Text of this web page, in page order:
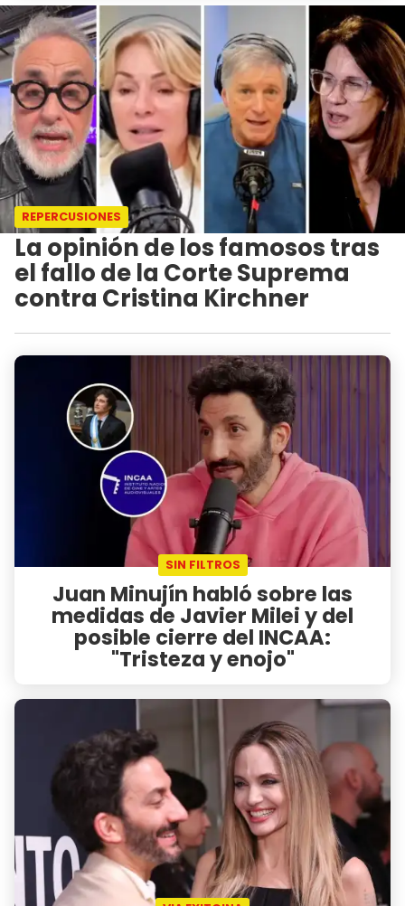
REPERCUSIONES
La opinión de los famosos tras
el fallo de la Corte Suprema
contra Cristina Kirchner
SIN FILTROS
Juan Minujín habló sobre las
medidas de Javier Milei y del
posible cierre del INCAA:
"Tristeza y enojo"